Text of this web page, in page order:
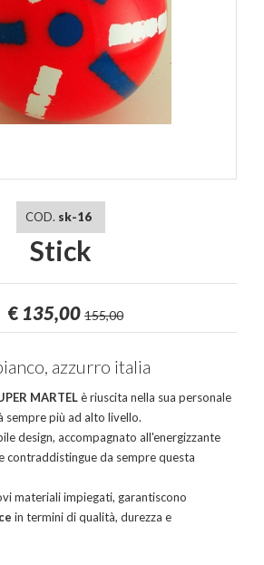
COD. sk-16
Stick
€ 135,00 155,00
azzurro italia
MARTELè riuscita nella sua personale
sempre più ad alto livello.
design, accompagnato all'energizzante
contraddistingue da sempre questa
materiali impiegati, garantiscono
in termini di qualità, durezza e